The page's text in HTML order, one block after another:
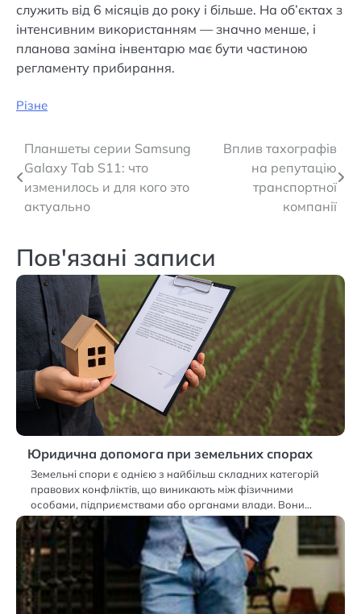
служить від 6 місяців до року і більше. На об’єктах з
інтенсивним використанням — значно менше, і
планова заміна інвентарю має бути частиною
регламенту прибирання.
Різне
Навігація
записів
Планшеты серии Samsung
Galaxy Tab S11: что
изменилось и для кого это
актуально
Вплив тахографів
на репутацію
транспортної
компанії
Пов'язані записи
Юридична допомога при земельних спорах
Земельні спори є однією з найбільш складних категорій
правових конфліктів, що виникають між фізичними
особами, підприємствами або органами влади. Вони…